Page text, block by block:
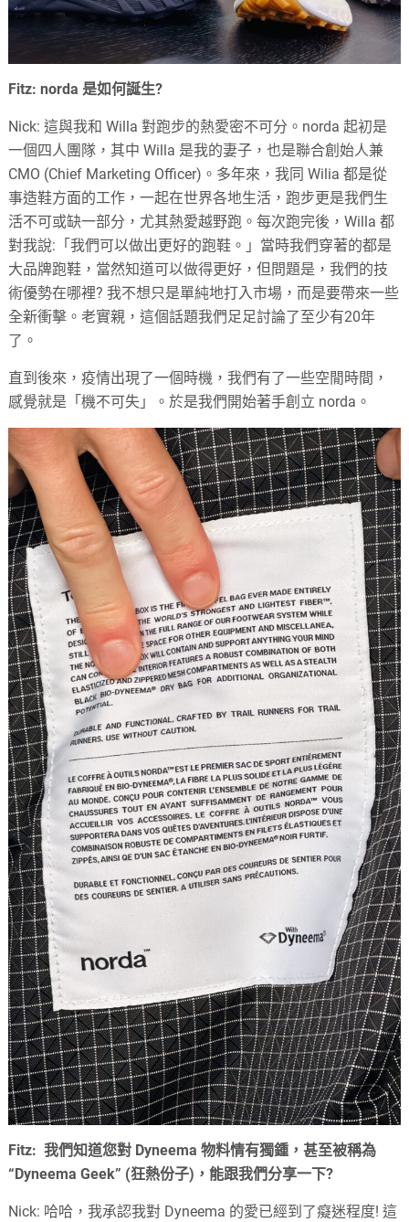
Fitz: norda 是如何誕生?
Nick: 這與我和 Willa 對跑步的熱愛密不可分。norda 起初是
一個四人團隊，其中 Willa 是我的妻子，也是聯合創始人兼
CMO (Chief Marketing Officer)。 多年來，我同 Wilia 都是從
事造鞋方面的工作 ，一起在世界各地生活，跑步更是我們生
活不可或缺一部分，尤其熱愛越野跑。每次跑完後，Willa 都
對我說:「我們可以做出更好的跑鞋。」當時我們穿著的都是
大品牌跑鞋，當然知道可以做得更好，但問題是，我們的技
術優勢在哪裡? 我不想只是單純地打入市場，而是要帶來一些
全新衝擊。老實親，這個話題我們足足討論了至少有20年
了。
直到後來，疫情出現了一個時機，我們有了一些空閒時間，
感覺就是「機不可失」。於是我們開始著手創立 norda。
Fitz: 我們知道您對 Dyneema 物料情有獨鍾，甚至被稱為
“Dyneema Geek” (狂熱份子)，能跟我們分享一下?
Nick: 哈哈，我承認我對 Dyneema 的愛已經到了癡迷程度! 這